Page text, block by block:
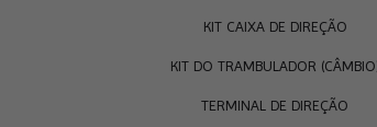
KIT CAIXA DE DIREÇÃO
KIT DO TRAMBULADOR
TERMINAL DE DIREÇÃO